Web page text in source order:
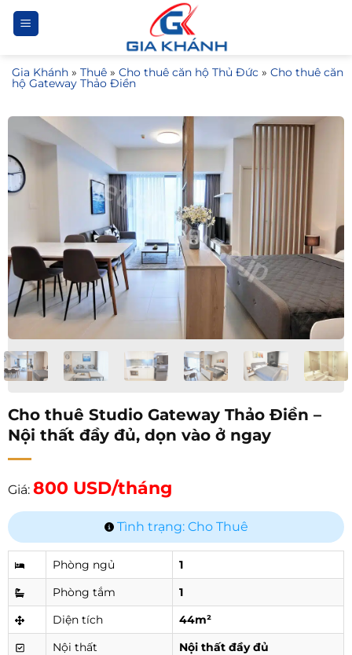
Bỏ
qua
dung
Gia Khánh » Thuê » Cho thuê căn hộ Thủ Đức » Cho thuê căn
hộ Gateway Thảo Điền
Cho thuê Studio Gateway Thảo Điền –
Nội thất đầy đủ, dọn vào ở ngay
Giá: 800 USD/tháng
Tình trạng: Cho Thuê
Phòng ngủ
1
Phòng tắm
1
Diện tích
44m²
Nội thất
Nội thất đầy đủ